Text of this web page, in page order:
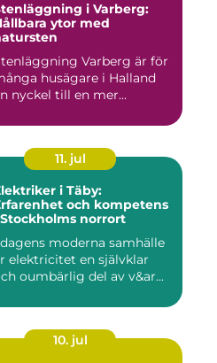
i Varberg:
ytor med
Varberg är för
husägare i Halland
nyckel till en mer...
11. jul
i Täby:
och kompetens
norrort
moderna samhälle
elektricitet en självklar
oumbärlig del av v&ar...
10. jul